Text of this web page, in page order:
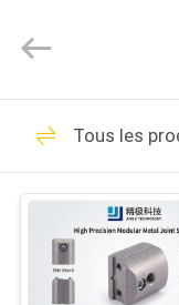
MAISON
PRODUITS
Jingji
Technology
All
Reserved.
tuyau
Tous les